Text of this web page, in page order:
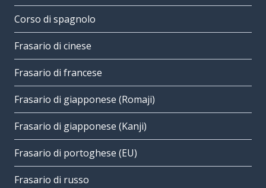
Corso di spagnolo
Frasario di cinese
Frasario di francese
Frasario di giapponese (Romaji)
Frasario di giapponese (Kanji)
Frasario di portoghese (EU)
Frasario di russo